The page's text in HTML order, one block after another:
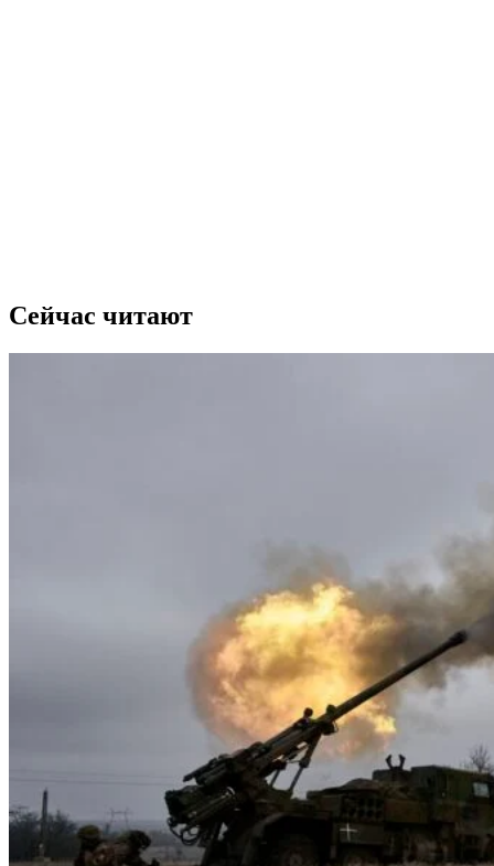
Сейчас читают